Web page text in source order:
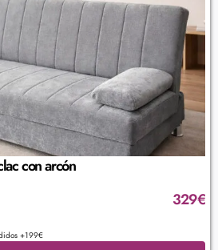
con arcón
329€
+199€